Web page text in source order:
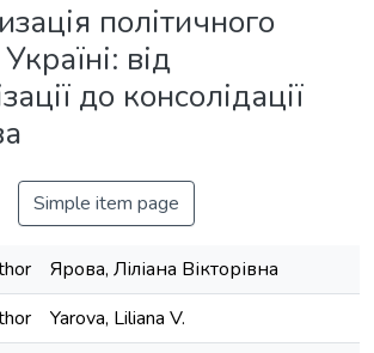
політичного
від
до консолідації
Simple item page
Ярова, Ліліана Вікторівна
Yarova, Liliana V.